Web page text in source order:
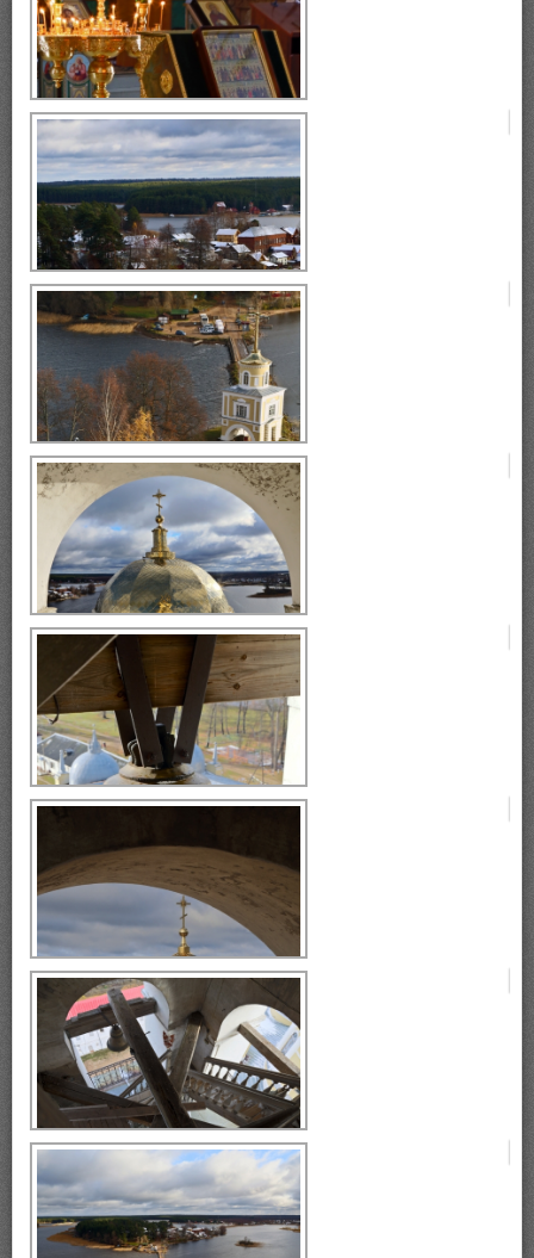
Богоявленский собор
Богоявленский собор
Селигер, монастырь Нилова
Пустынь
Богоявленский собор
Селигер, монастырь Нилова
Пустынь
монастырь Нилова Пустынь
Селигер, монастырь Нилова
Пустынь